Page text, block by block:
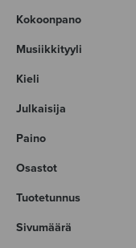
Kokoonpano
Musiikkityyli
Kieli
Julkaisija
Paino
Osastot
Tuotetunnus
Sivumäärä